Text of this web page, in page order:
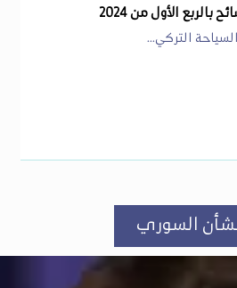
التركي...
السوري